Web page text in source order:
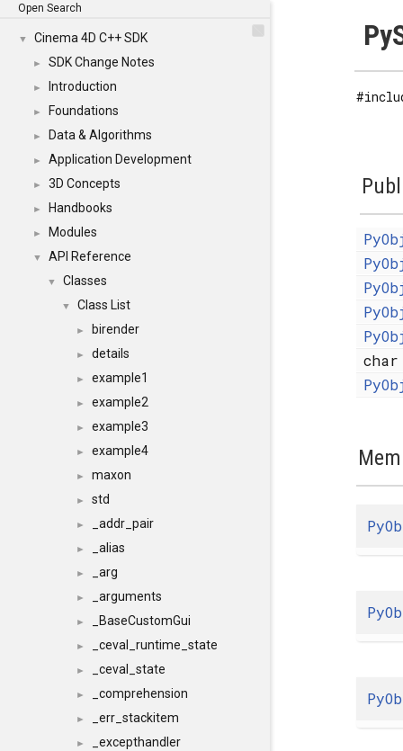
Open Search
▼ Cinema 4D C++ SDK
► SDK Change Notes
► Introduction
► Foundations
► Data & Algorithms
► Application Development
► 3D Concepts
► Handbooks
► Modules
▼ API Reference
▼ Classes
▼ Class List
► birender
► details
► example1
► example2
► example3
► example4
► maxon
► std
► _addr_pair
► _alias
► _arg
► _arguments
► _BaseCustomGui
► _ceval_runtime_state
► _ceval_state
► _comprehension
► _err_stackitem
► _excepthandler